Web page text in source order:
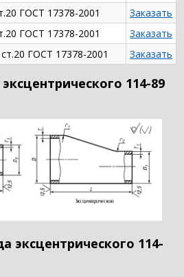
ГОСТ 17378-2001
Заказать
ГОСТ 17378-2001
Заказать
ГОСТ 17378-2001
Заказать
114-89
эксцентрического 114-